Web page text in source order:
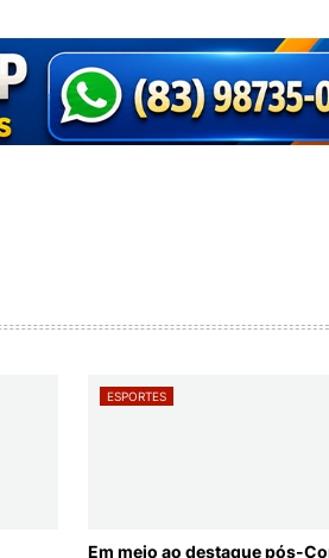
ESPORTES
Em meio ao destaque pós-